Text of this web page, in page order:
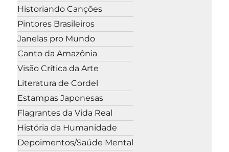
Historiando Canções
Pintores Brasileiros
Janelas pro Mundo
Canto da Amazônia
Visão Crítica da Arte
Literatura de Cordel
Estampas Japonesas
Flagrantes da Vida Real
História da Humanidade
Depoimentos/Saúde Mental